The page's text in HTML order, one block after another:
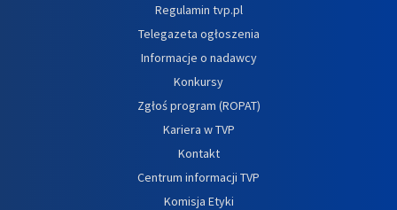
Regulamin tvp.pl
Telegazeta ogłoszenia
Informacje o nadawcy
Konkursy
Zgłoś program (ROPAT)
Kariera w TVP
Kontakt
Centrum informacji TVP
Komisja Etyki